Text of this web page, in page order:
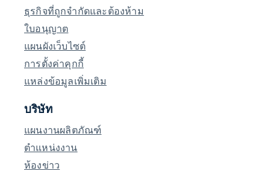
ธุรกิจที่ถูกจำกัดและต้องห้าม
ใบอนุญาต
แผนผังเว็บไซต์
การตั้งค่าคุกกี้
แหล่งข้อมูลเพิ่มเติม
บริษัท
แผนงานผลิตภัณฑ์
ตำแหน่งงาน
ห้องข่าว